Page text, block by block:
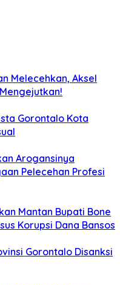
Melecehkan, Aksel
Gorontalo Kota
Arogansinya
Pelecehan Profesi
Mantan Bupati Bone
Korupsi Dana Bansos
Gorontalo Disanksi